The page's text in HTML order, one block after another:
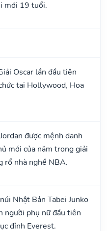
mới 19 tuổi.
Oscar lần đầu tiên
tại Hollywood, Hoa
được mệnh danh
mới của năm trong giải
rổ nhà nghề NBA.
Nhật Bản Tabei Junko
người phụ nữ đầu tiên
đỉnh Everest.